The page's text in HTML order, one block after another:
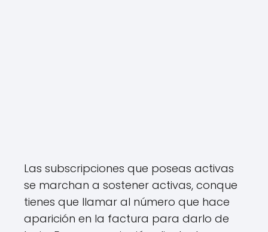
Las subscripciones que poseas activas
se marchan a sostener activas, conque
tienes que llamar al número que hace
aparición en la factura para darlo de